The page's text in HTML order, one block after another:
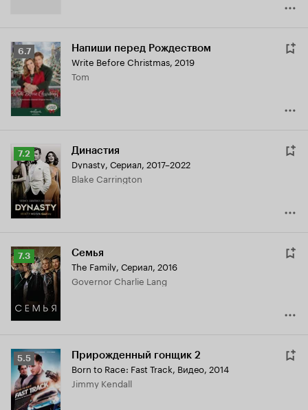
Рейтинг
Кинопоиска
6.7
6.7 Напиши перед Рождеством
Write Before Christmas, 2019
Tom
Рейтинг
Кинопоиска
7.2
7.2 Династия
Dynasty, Сериал, 2017–2022
Blake Carrington
Рейтинг
Кинопоиска
7.3
7.3 Семья
The Family, Сериал, 2016
Governor Charlie Lang
Рейтинг
Кинопоиска
5.5
5.5 Прирожденный гонщик 2
Born to Race: Fast Track, Видео, 2014
Jimmy Kendall